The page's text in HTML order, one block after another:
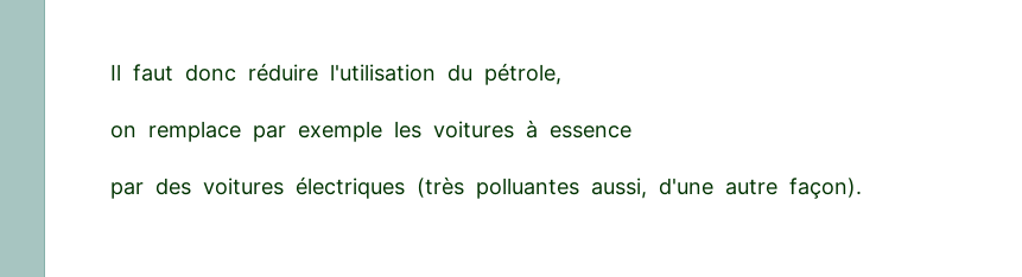
Il faut donc réduire l'utilisation du pétrole,
on remplace par exemple les voitures à essence
par des voitures électriques (très polluantes aussi, d'une autre façon).